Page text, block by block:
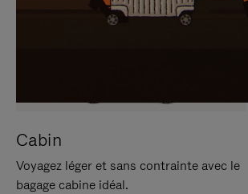
PAUSE
SON
Cabin
Voyagez léger et sans contrainte avec le
bagage cabine idéal.